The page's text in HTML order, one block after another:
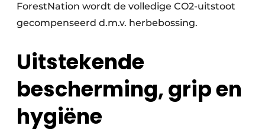
ForestNation wordt de volledige CO2-uitstoot
gecompenseerd d.m.v. herbebossing.
Uitstekende
bescherming, grip en
hygiëne